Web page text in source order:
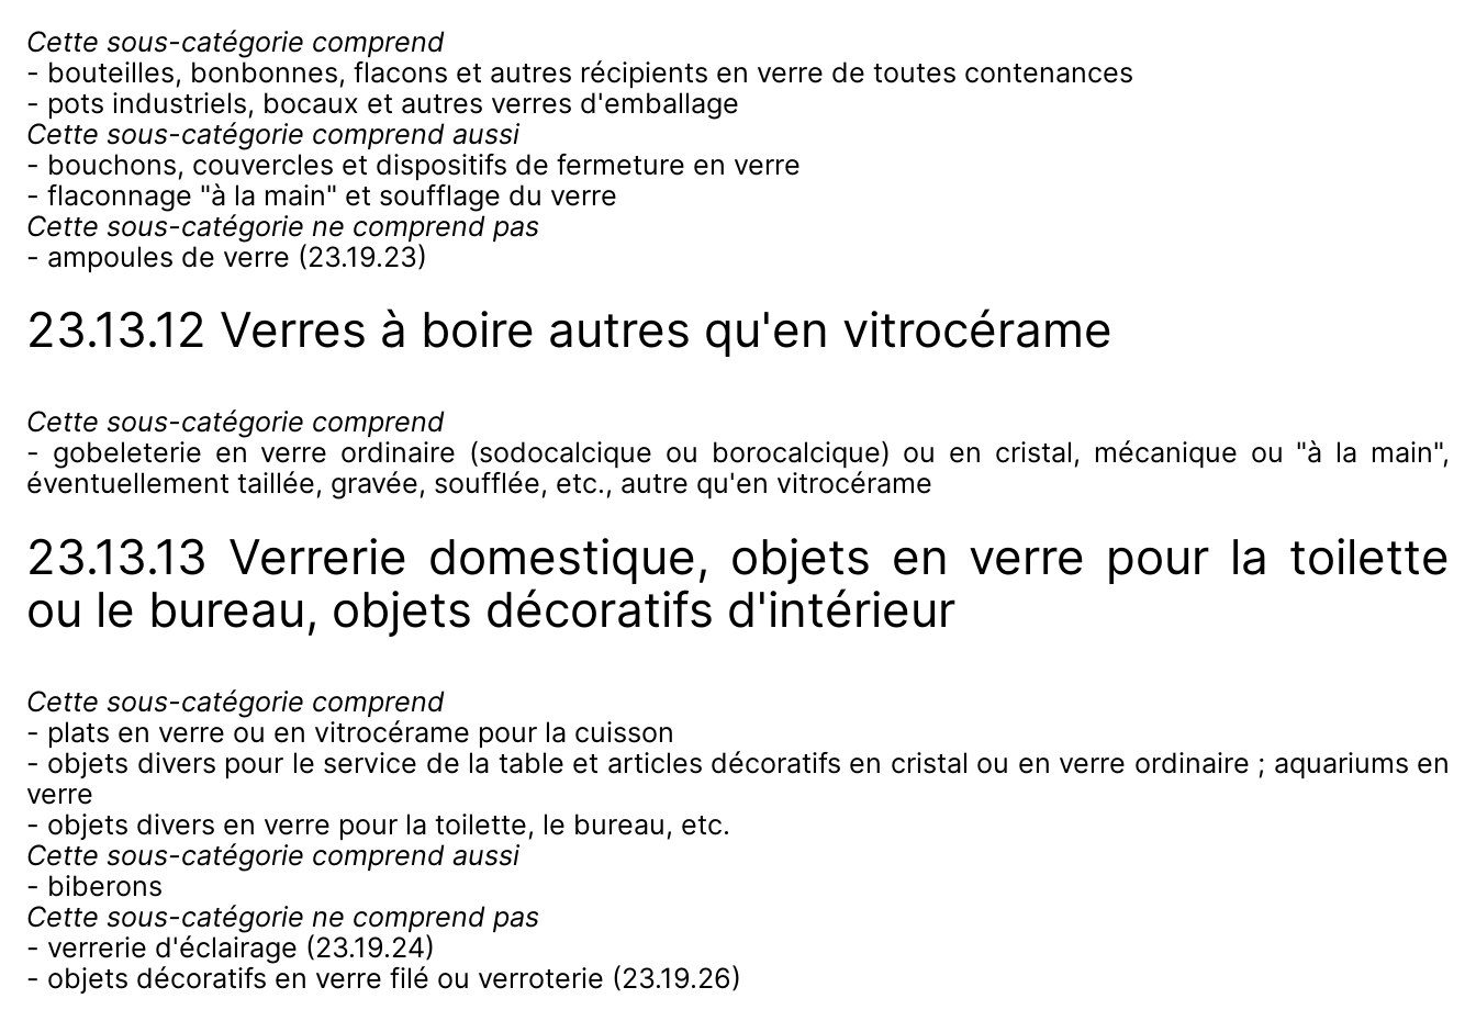
Cette sous-catégorie comprend
- bouteilles, bonbonnes, flacons et autres récipients en verre de toutes contenances
- pots industriels, bocaux et autres verres d'emballage
Cette sous-catégorie comprend aussi
- bouchons, couvercles et dispositifs de fermeture en verre
- flaconnage "à la main" et soufflage du verre
Cette sous-catégorie ne comprend pas
- ampoules de verre (23.19.23)
23.13.12 Verres à boire autres qu'en vitrocérame
Cette sous-catégorie comprend
- gobeleterie en verre ordinaire (sodocalcique ou borocalcique) ou en cristal, mécanique ou "à la main",
éventuellement taillée, gravée, soufflée, etc., autre qu'en vitrocérame
23.13.13 Verrerie domestique, objets en verre pour la toilette
ou le bureau, objets décoratifs d'intérieur
Cette sous-catégorie comprend
- plats en verre ou en vitrocérame pour la cuisson
- objets divers pour le service de la table et articles décoratifs en cristal ou en verre ordinaire ; aquariums en
verre
- objets divers en verre pour la toilette, le bureau, etc.
Cette sous-catégorie comprend aussi
- biberons
Cette sous-catégorie ne comprend pas
- verrerie d'éclairage (23.19.24)
- objets décoratifs en verre filé ou verroterie (23.19.26)